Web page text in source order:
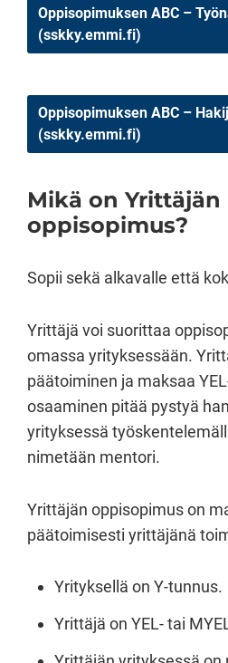
Oppisopimuksen ABC –
(sskky.emmi.fi)
Oppisopimuksen ABC –
(sskky.emmi.fi)
Mikä on Yrittäjän
oppisopimus?
Sopii sekä alkavalle että
Yrittäjä voi suorittaa
omassa yrityksessään.
päätoiminen ja maksaa
osaaminen pitää pystyä
yrityksessä
nimetään mentori.
Yrittäjän oppisopimus on
päätoimisesti yrittäjänä
Yrityksellä on Y-tunnus.
Yrittäjä on YEL- tai